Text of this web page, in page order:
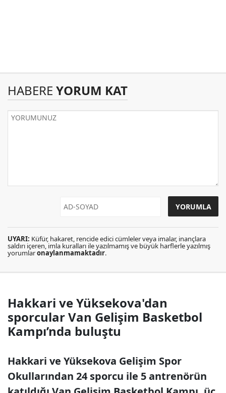
HABERE YORUM KAT
UYARI: Küfür, hakaret, rencide edici cümleler veya imalar, inançlara
saldırı içeren, imla kuralları ile yazılmamış ve büyük harflerle yazılmış
yorumlaronaylanmamaktadır.
Hakkari ve Yüksekova'dan
sporcular Van Gelişim Basketbol
Kampı’nda buluştu
Hakkari ve Yüksekova Gelişim Spor
Okullarından 24 sporcu ile 5 antrenörün